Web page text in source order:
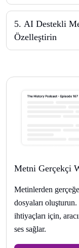
5. AI Destekli
Özelleştirin
Metni Gerçekçi
Metinlerden
dosyaları
ihtiyaçları için,
ses sağlar.